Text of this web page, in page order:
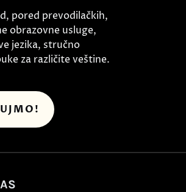
pored prevodilačkih,
obrazovne usluge,
jezika, stručno
za različite veštine.